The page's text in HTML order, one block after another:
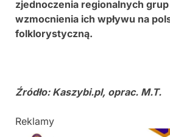
zjednoczenia regionalnych
wzmocnienia ich wpływu na
folklorystyczną.
Źródło: Kaszybi.pl, oprac. M.T.
Reklamy